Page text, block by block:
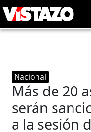
Nacional
Más de 20
serán
a la sesión